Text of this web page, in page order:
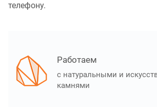
телефону.
Работаем
с натуральными и
камнями